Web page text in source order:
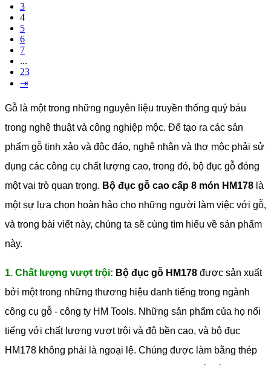
3
4
5
6
7
...
23
⇥
Gỗ là một trong những nguyên liệu truyền thống quý báu
trong nghệ thuật và công nghiệp mộc. Để tạo ra các sản
phẩm gỗ tinh xảo và độc đáo, nghệ nhân và thợ mộc phải sử
dụng các công cụ chất lượng cao, trong đó, bộ đục gỗ đóng
một vai trò quan trọng. Bộ đục gỗ cao cấp 8 món HM178 là
một sự lựa chọn hoàn hảo cho những người làm việc với gỗ,
và trong bài viết này, chúng ta sẽ cùng tìm hiểu về sản phẩm
này.
1. Chất lượng vượt trội: Bộ đục gỗ HM178 được sản xuất
bởi một trong những thương hiệu danh tiếng trong ngành
công cụ gỗ - công ty HM Tools. Những sản phẩm của họ nổi
tiếng với chất lượng vượt trội và độ bền cao, và bộ đục
HM178 không phải là ngoại lệ. Chúng được làm bằng thép